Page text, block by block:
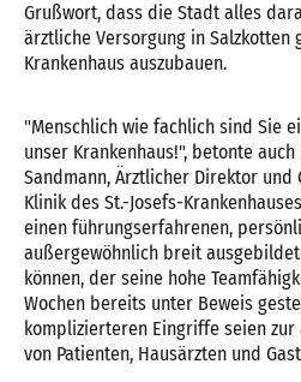
Grußwort, dass die Stadt alles
ärztliche Versorgung in Salzkotten
Krankenhaus auszubauen.
"Menschlich wie fachlich sind Sie
unser Krankenhaus!", betonte auch
Sandmann, Ärztlicher Direktor und
Klinik des St.-Josefs-
einen führungserfahrenen,
außergewöhnlich breit
können, der seine hohe
Wochen bereits unter Beweis
komplizierteren Eingriffe seien
von Patienten, Hausärzten und